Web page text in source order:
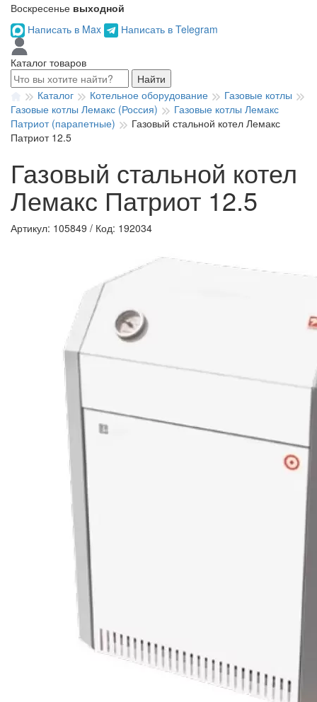
Воскресенье выходной
Написать в Max
Написать в Telegram
Каталог товаров
Найти
Каталог
Котельное оборудование
Газовые котлы
Газовые котлы Лемакс (Россия)
Газовые котлы Лемакс
Патриот (парапетные)
Газовый стальной котел Лемакс
Патриот 12.5
Газовый стальной котел
Лемакс Патриот 12.5
Артикул: 105849 / Код: 192034